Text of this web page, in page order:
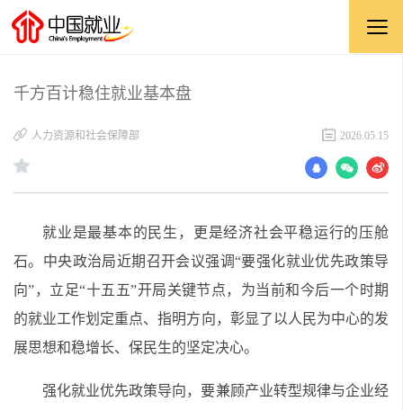
千方百计稳住就业基本盘
人力资源和社会保障部 2026.05.15
就业是最基本的民生，更是经济社会平稳运行的压舱
石。中央政治局近期召开会议强调“要强化就业优先政策导
向”，立足“十五五”开局关键节点，为当前和今后一个时期
的就业工作划定重点、指明方向，彰显了以人民为中心的发
展思想和稳增长、保民生的坚定决心。
强化就业优先政策导向，要兼顾产业转型规律与企业经